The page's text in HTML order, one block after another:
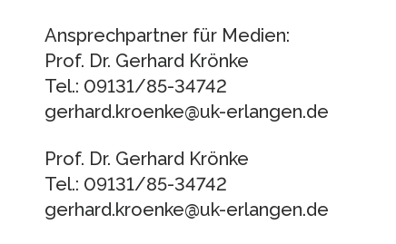
Ansprechpartner für Medien:
Prof. Dr. Gerhard Krönke
Tel.: 09131/85-34742
gerhard.kroenke@uk-erlangen.de
Prof. Dr. Gerhard Krönke
Tel.: 09131/85-34742
gerhard.kroenke@uk-erlangen.de